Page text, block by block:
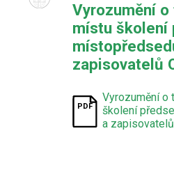
Vyrozumění o
místu školení
zapisovatelů
Vyrozumění o
školení
a zapisovatelů